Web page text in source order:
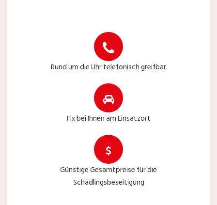
Rund um die Uhr telefonisch greifbar
Fix bei Ihnen am Einsatzort
Günstige Gesamtpreise für die
Schädlingsbeseitigung